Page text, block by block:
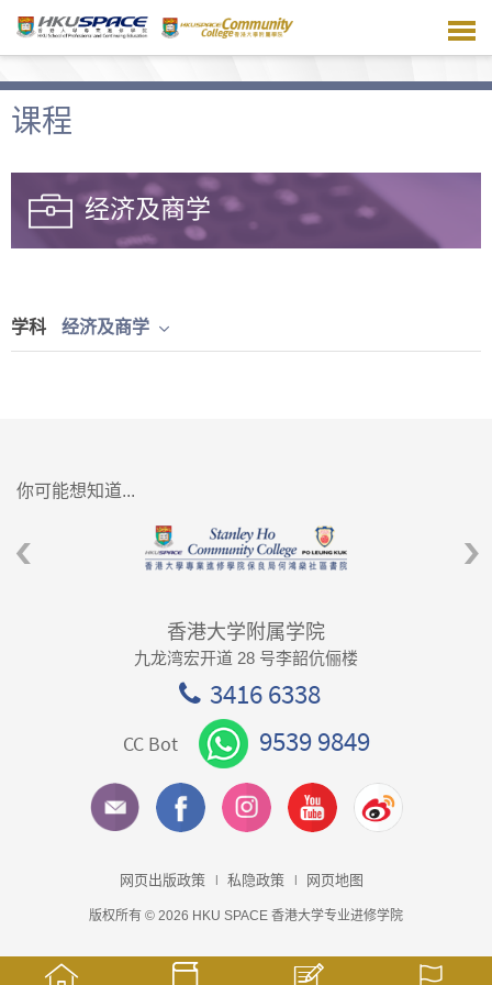
主
容课程
经济及商学
学科 经济及商学
你可能想知道...
香港大学附属学院
九龙湾宏开道 28 号李韶伉俪楼
3416 6338
CC Bot 9539 9849
网页出版政策 私隐政策 网页地图
版权所有 © 2026 HKU SPACE 香港大学专业进修学院